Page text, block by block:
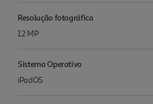
Resolução fotográfica
12 MP
Sistema Operativo
iPadOS